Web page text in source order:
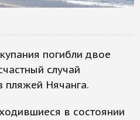
погибли двое
случай
пляжей Нячанга.
в состоянии